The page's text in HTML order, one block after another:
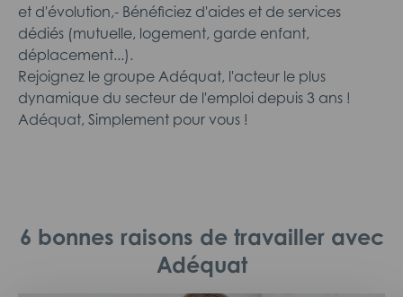
et d'évolution,- Bénéficiez d'aides et de services
dédiés (mutuelle, logement, garde enfant,
déplacement...).
Rejoignez le groupe Adéquat, l'acteur le plus
dynamique du secteur de l'emploi depuis 3 ans !
Adéquat, Simplement pour vous !
6 bonnes raisons de travailler avec
Adéquat